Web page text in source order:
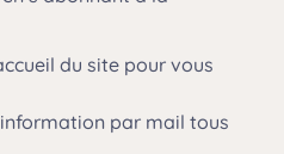
du site pour vous
par mail tous